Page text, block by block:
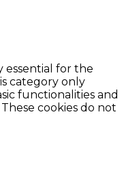
essential for the
category only
functionalities and
cookies do not